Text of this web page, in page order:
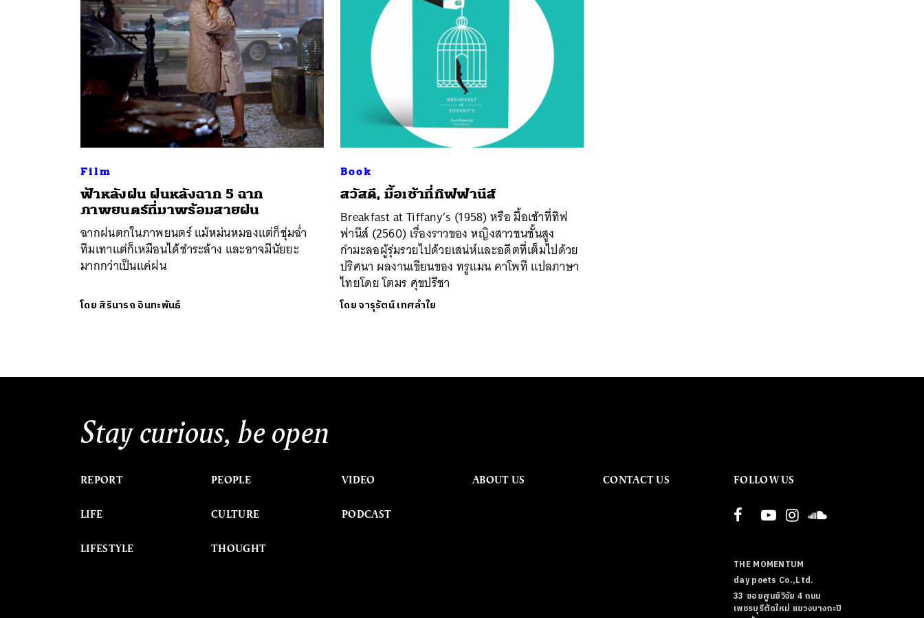
Film
ฟ้าหลังฝน ฝนหลังฉาก 5 ฉาก
ภาพยนตร์ที่มาพร้อมสายฝน
ฉากฝนตกในภาพยนตร์ แม้หม่นหมองแต่ก็ชุ่มฉ่ำ
ทึมเทาแต่ก็เหมือนได้ชำระล้าง และอาจมีนัยยะ
มากกว่าเป็นแค่ฝน
โดย สิรินารถ อินทะพันธ์
Book
สวัสดี, มื้อเช้าที่ทิฟฟานีส์
Breakfast at Tiffany’s (1958) หรือ มื้อเช้าที่ทิฟ
ฟานีส์ (2560) เรื่องราวของ หญิงสาวชนชั้นสูง
กำมะลอผู้รุ่มรวยไปด้วยเสน่ห์และอดีตที่เต็มไปด้วย
ปริศนา ผลงานเขียนของ ทรูแมน คาโพที แปลภาษา
ไทยโดย โตมร ศุขปรีชา
โดยจารุรัตน์ เทศลำใย
Stay curious, be open
REPORT
LIFE
LIFESTYLE
PEOPLE
CULTURE
THOUGHT
VIDEO
PODCAST
ABOUT US CONTACT US FOLLOW US
THE MOMENTUM
day poets Co.,Ltd.
33 ซอยศูนย์วิจัย 4 ถนน
เพชรบุรีตัดใหม่ แขวงบางกะปิ
SHARE TWEET LINE EMAIL